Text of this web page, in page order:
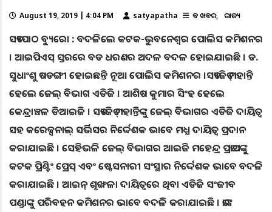
August 19, 2019 | 4:04 PM satyapatha ବଡ ଖବର ରାଜ୍ୟ
ସତ୍ୟପାଠ ବ୍ୟୁରୋ : ବଦଳିଲେ କଟକ-ଭୁବନେଶ୍ୱର ପୋଲିସ କମିଶନର
। ଆଇପିଏସ୍ ସ୍ତରରେ ବଡ ଧରଣର ଅଦଳ ବଦଳ ହୋଇଯାଇଛି । ଡ.
ସୁଧାଂଶୁ ଷଡଙ୍ଗୀ ହୋଇଛନ୍ତି ନୂଆ ପୋଲିସ କମିଶନର ।ସତ୍ୟଜିତ୍ ମହାନ୍ତି
ହେଲେ ଜେଲ୍ ବିଭାଗ ଏଡିଜି । ଆଶିଷ କୁମାର ସିଂହ ହେଲେ
କେନ୍ଦ୍ରାଞ୍ଚଳ ଡିଆଇଜି । ସତ୍ୟଜିତ୍ ମହାନ୍ତିଙ୍କୁ ଜେଲ୍ ବିଭାଗର ଏଡିଜି ଦାୟିତ୍ୱ
ସହ କରେକ୍ସନାଲ୍ ସର୍ଭିସର ନିର୍ଦ୍ଦେଶକ ଭାବେ ମଧ୍ଯ ଦାୟିତ୍ୱ ପ୍ରଦାନ
କରାଯାଇଛି । ସେହିଭଳି ଜେଲ୍ ବିଭାଗର ଆଇଜି ମହେନ୍ଦ୍ର ପ୍ରତାପଙ୍କୁ
କଟକ ପ୍ରିଣ୍ଟିଂ ପ୍ରେସ୍ ଏବଂ ଷ୍ଟେସନାରୀ ସଂସ୍ଥାର ନିର୍ଦ୍ଦେଶକ ଭାବେ ବଦଳି
କରାଯାଇଛି । ଆଇନ୍ ଶୃଙ୍ଖଳା ଦାୟିତ୍ୱରେ ଥିବା ଏଡିଜି ସଂଜୀବ
ପଣ୍ଡାଙ୍କୁ ପରିବହନ କମିଶନର ଭାବେ ବଦଳି କରାଯାଇଛି । ତାଙ୍କ